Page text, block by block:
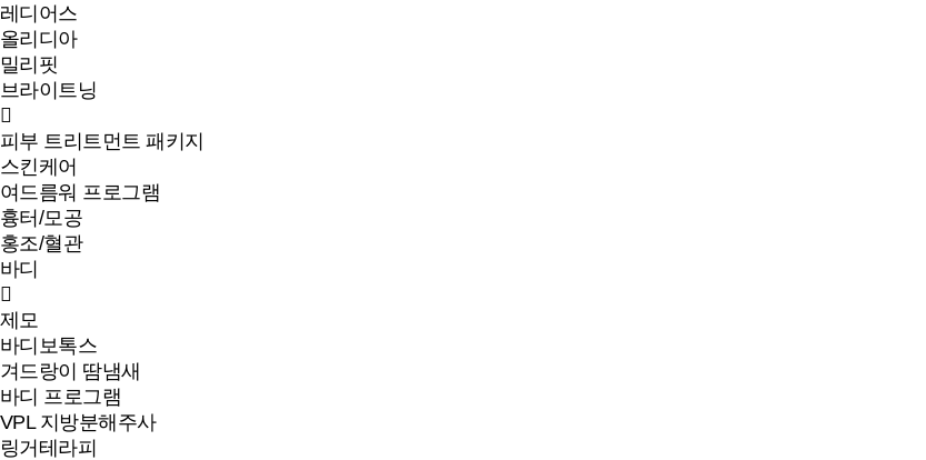
레디어스
올리디아
밀리핏
브라이트닝
피부 트리트먼트 패키지
스킨케어
여드름워 프로그램
흉터/모공
홍조/혈관
바디
제모
바디보톡스
겨드랑이 땀냄새
바디 프로그램
VPL 지방분해주사
링거테라피